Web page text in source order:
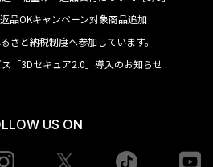
返品OKキャンペーン対象商品追加
さと納税制度へ参加しています。
「3Dセキュア2.0」導入のお知らせ
US ON
Instagram tiktok